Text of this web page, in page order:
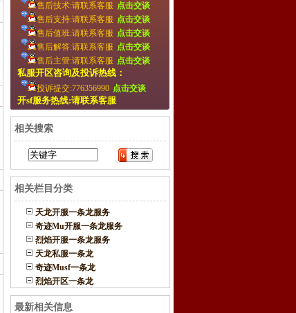
售后技术:请联系客服 点击交谈
售后支持:请联系客服 点击交谈
售后值班:请联系客服 点击交谈
售后解答:请联系客服 点击交谈
售后主管:请联系客服 点击交谈
私服开区咨询及投诉热线：
投诉提交:776356990 点击交谈
开sf服务热线:请联系客服
相关搜索
相关栏目分类
天龙开服一条龙服务
奇迹Mu开服一条龙服务
烈焰开服一条龙服务
天龙私服一条龙
奇迹Musf一条龙
烈焰开区一条龙
最新相关信息